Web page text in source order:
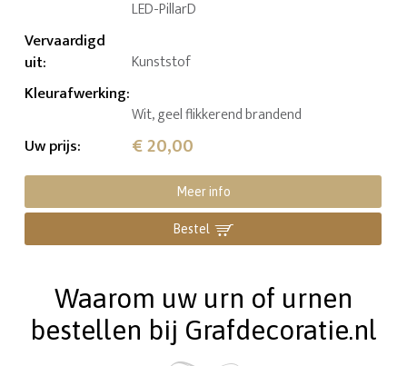
LED-PillarD
Vervaardigd
uit: Kunststof
Kleurafwerking:
Wit, geel flikkerend brandend
Uw prijs: € 20,00
Meer info
Bestel
Waarom uw urn of urnen
bestellen bij Grafdecoratie.nl